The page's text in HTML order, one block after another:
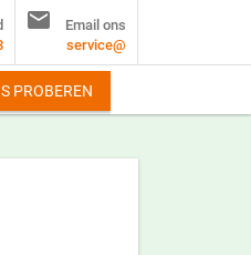

Email ons
service@
PROBEREN